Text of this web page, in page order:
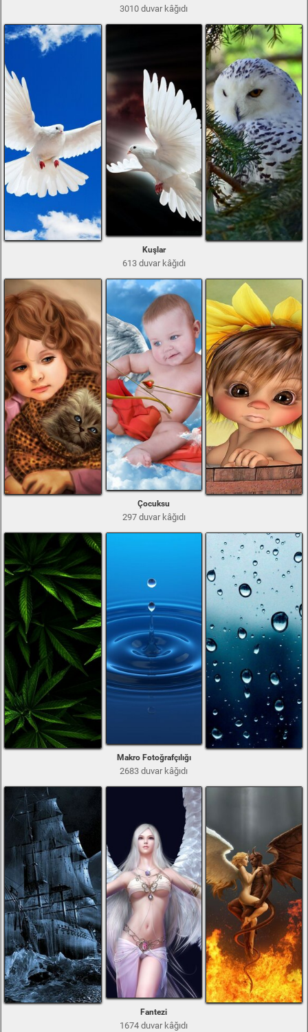
3010 duvar kâğıdı
Kuşlar
613 duvar kâğıdı
Çocuksu
297 duvar kâğıdı
Makro Fotoğrafçılığı
2683 duvar kâğıdı
Fantezi
1674 duvar kâğıdı